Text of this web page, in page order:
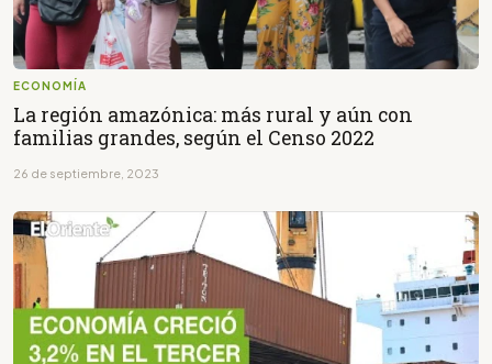
ECONOMÍA
La región amazónica: más rural y aún con
familias grandes, según el Censo 2022
26 de septiembre, 2023